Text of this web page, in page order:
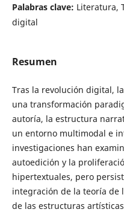
Palabras clave: Literatura,
digital
Resumen
Tras la revolución digital,
una transformación
autoría, la estructura
un entorno multimodal e
investigaciones han
autoedición y la
hipertextuales, pero
integración de la teoría de
de las estructuras